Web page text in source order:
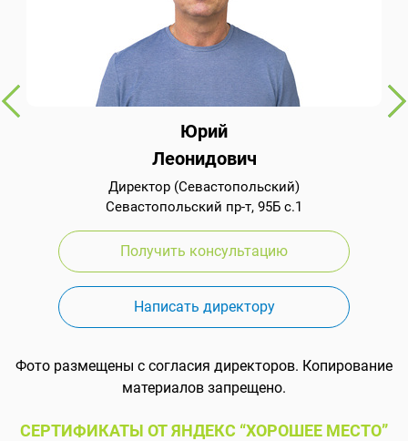
Юрий
Леонидович
Директор (Севастопольский)
Севастопольский пр-т, 95Б с.1
Получить консультацию
Написать директору
Фото размещены с согласия директоров. Копирование
материалов запрещено.
СЕРТИФИКАТЫ ОТ ЯНДЕКС “ХОРОШЕЕ МЕСТО”